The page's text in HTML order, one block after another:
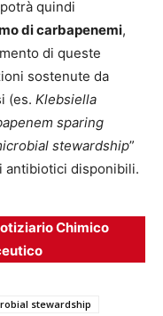
quindi
di carbapenemi,
di queste
sostenute da
(es. Klebsiella
sparing
stewardship”
antibiotici disponibili.
Chimico
stewardship